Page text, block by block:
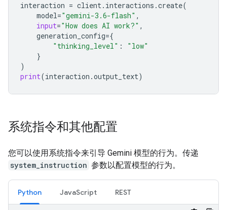
interaction = client. interactions .create(
model="gemini-3.6-flash" ,
input="How does AI work?" ,
generation_config={
"thinking_level" :
"low"
}
)
print(interaction .output_text)
系统指令和其他配置
您可以使用系统指令来引导 Gemini 模型的行为。传递
system_instruction 参数以配置模型的行为。
Python JavaScript REST